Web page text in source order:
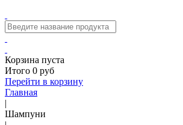
Корзина пуста
Итого 0 руб
Перейти в корзину
Главная
|
Шампуни